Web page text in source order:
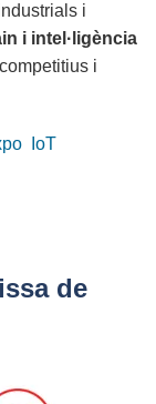
i
i intel·ligència
i
IoT
de